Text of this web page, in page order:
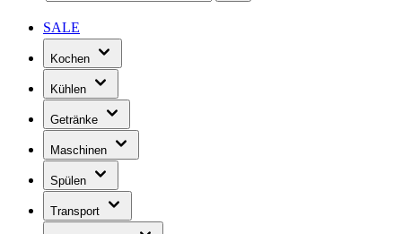
SALE
Kochen
Kühlen
Getränke
Maschinen
Spülen
Transport